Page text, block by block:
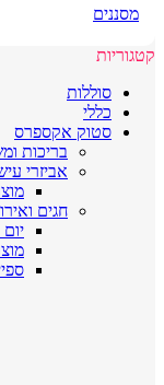
מסננים
קטגוריות
סוללות
כללי
סטוק אקספרס
בריכות
אביזרי
חגים